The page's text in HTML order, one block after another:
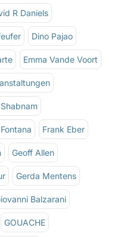
R Daniels
Dino Pajao
Emma Vande Voort
Frank Eber
Geoff Allen
Gerda Mentens
Balzarani
GOUACHE